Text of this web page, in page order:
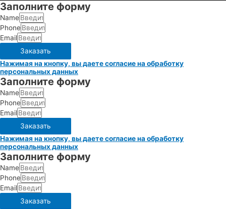
Заполните форму
Name
Phone
Email
Заказать
Нажимая на кнопку, вы даете согласие на обработку
персональных данных
Заполните форму
Name
Phone
Email
Заказать
Нажимая на кнопку, вы даете согласие на обработку
персональных данных
Заполните форму
Name
Phone
Email
Заказать